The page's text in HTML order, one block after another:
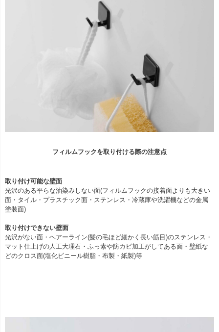
フィルムフックを取り付ける際の注意点
取り付け可能な壁面
光沢のある平らな油染みしない面(フィルムフックの接着面よりも大きい
面・タイル・プラスチック面・ステンレス・冷蔵庫や洗濯機などの金属
塗装面)
取り付けできない壁面
光沢がない面・ヘアーライン(髪の毛ほど細かく長い筋目)のステンレス・
マット仕上げの人工大理石・ふっ素や防カビ加工がしてある面・壁紙な
どのクロス面(塩化ビニール樹脂・布製・紙製)等